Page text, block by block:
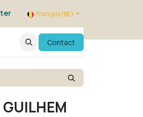
Français (BE)
FAQ Evenements
Contact